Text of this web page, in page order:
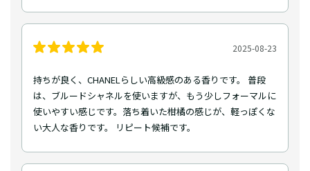
2025-08-23
持ちが良く、CHANELらしい高級感のある香りです。 普段
は、ブルードシャネルを使いますが、もう少しフォーマルに
使いやすい感じです。落ち着いた柑橘の感じが、軽っぽくな
い大人な香りです。 リピート候補です。